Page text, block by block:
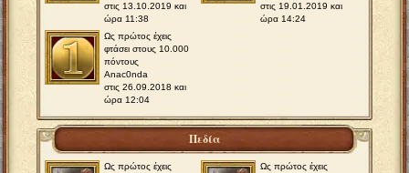
στις 13.10.2019 και
ώρα 11:38
στις 19.01.2019 και
ώρα 14:24
Ως πρώτος έχεις
φτάσει στους 10.000
πόντους
Anac0nda
στις 26.09.2018 και
ώρα 12:04
Πεδία
Ως πρώτος έχεις
Ως πρώτος έχεις